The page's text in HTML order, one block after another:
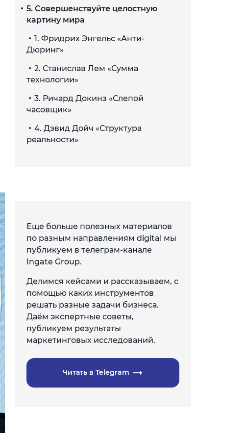
5. Совершенствуйте целостную
картину мира
1. Фридрих Энгельс «Анти-
Дюринг»
2. Станислав Лем «Сумма
технологии»
3. Ричард Докинз «Слепой
часовщик»
4. Дэвид Дойч «Структура
реальности»
Еще больше полезных материалов
по разным направлениям digital мы
публикуем в телеграм-канале
Ingate Group.
Делимся кейсами и рассказываем, с
помощью каких инструментов
решать разные задачи бизнеса.
Даём экспертные советы,
публикуем результаты
маркетинговых исследований.
Читать в Telegram